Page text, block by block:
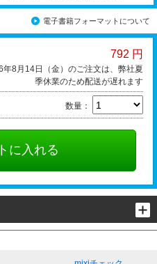
電子書籍フォーマットについて
792 円
8月14日（金）のご注文は、弊社夏
季休業のため配送が遅れます
数量：
に入れる